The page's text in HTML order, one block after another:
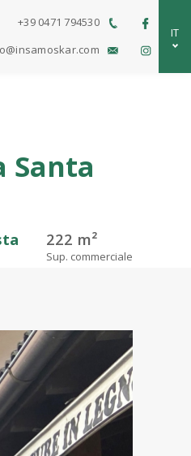
+39 0471 794530
IT
Santa
222 m²
Sup. commerciale